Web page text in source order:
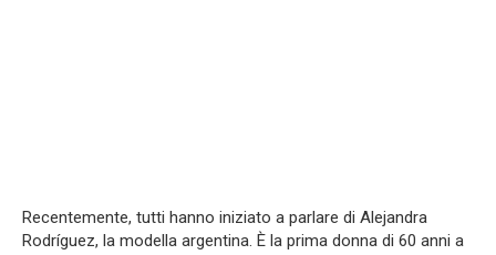
Recentemente, tutti hanno iniziato a parlare di Alejandra
Rodríguez, la modella argentina. È la prima donna di 60 anni a